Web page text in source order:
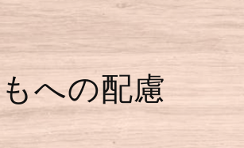
への配慮